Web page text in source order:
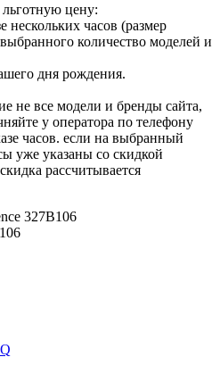
цену:
нескольких часов (размер
количество моделей и
дня рождения.
не все модели и бренды сайта,
у оператора по телефону
часов. если на выбранный
уже указаны со скидкой
рассчитывается